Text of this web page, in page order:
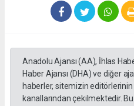
Anadolu Ajansı (AA), İhlas
Haber Ajansı (DHA) ve diğer
haberler, sitemizin
kanallarından çekilmektedir.